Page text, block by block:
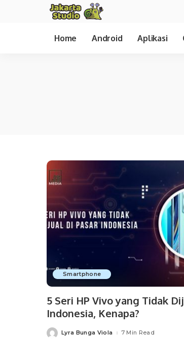
Home Android Aplikasi
Smartphone
5 Seri HP Vivo yang Tidak
Indonesia, Kenapa?
PostedLyra Bunga Viola 7 Min Read